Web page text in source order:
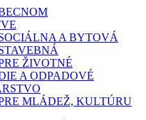
A BYTOVÁ
ŽIVOTNÉ
A ODPADOVÉ
MLÁDEŽ, KULTÚRU